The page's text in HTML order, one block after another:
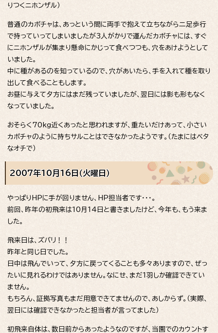
りつくニホンザル）
普通のカボチャは、あっという間に両手で抱えて立ちながら二足歩行
で持っていってしまいましたが3人がかりで運んだカボチャには、すぐ
にニホンザルが集まり懸命にかじって食べつつも、穴をあけようとして
いました。
中に種があるのを知っているので、穴があいたら、手を入れて種を取り
出して食べることもします。
お昼に与えて夕方にはまだ残っていましたが、翌日には影も形もなく
なっていました。
おそらく70kg近くあったと思われますが、重たいだけあって、小さい
カボチャのように持ちサルことはできなかったようです。（たまにはベタ
なオチで）
2007年10月16日（火曜日）
やっぱりHPに手が回りません、HP担当者です・・・。
前回、昨年の初飛来は10月14日と書きましたけど、今年も、もう来ま
した。
飛来日は、ズバリ！！
昨年と同じ日でした。
日中は飛んでいって、夕方に戻ってくることも多々ありますので、ぜっ
たいに見れるわけではありません。なにせ、まだ1羽しか確認できてい
ません。
もちろん、証拠写真もまだ用意できてませんので、あしからず。（実際、
翌日には確認できなかったと担当者が言ってました）
初飛来自体は、数日前からあったようなのですが、当園でのカウントす